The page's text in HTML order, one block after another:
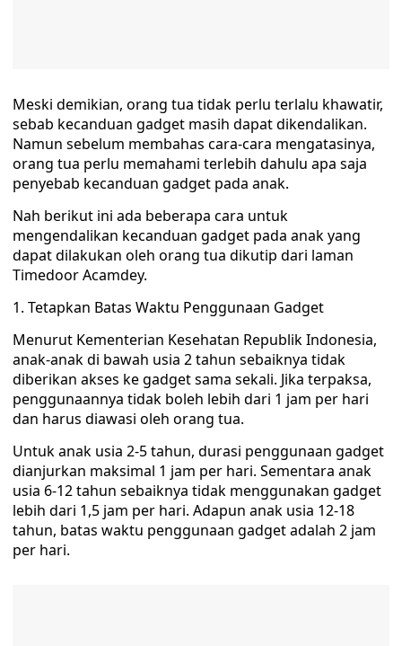
Meski demikian, orang tua tidak perlu terlalu khawatir,
sebab kecanduan gadget masih dapat dikendalikan.
Namun sebelum membahas cara-cara mengatasinya,
orang tua perlu memahami terlebih dahulu apa saja
penyebab kecanduan gadget pada anak.
Nah berikut ini ada beberapa cara untuk
mengendalikan kecanduan gadget pada anak yang
dapat dilakukan oleh orang tua dikutip dari laman
Timedoor Acamdey.
1. Tetapkan Batas Waktu Penggunaan Gadget
Menurut Kementerian Kesehatan Republik Indonesia,
anak-anak di bawah usia 2 tahun sebaiknya tidak
diberikan akses ke gadget sama sekali. Jika terpaksa,
penggunaannya tidak boleh lebih dari 1 jam per hari
dan harus diawasi oleh orang tua.
Untuk anak usia 2-5 tahun, durasi penggunaan gadget
dianjurkan maksimal 1 jam per hari. Sementara anak
usia 6-12 tahun sebaiknya tidak menggunakan gadget
lebih dari 1,5 jam per hari. Adapun anak usia 12-18
tahun, batas waktu penggunaan gadget adalah 2 jam
per hari.